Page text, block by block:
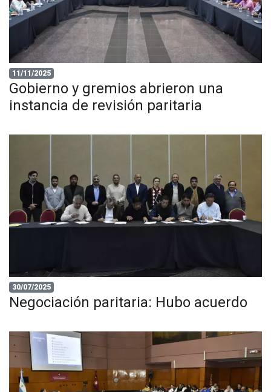
11/11/2025
Gobierno y gremios abrieron una
instancia de revisión paritaria
30/07/2025
Negociación paritaria: Hubo acuerdo